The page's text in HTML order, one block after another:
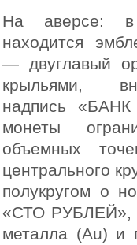
На аверсе: в
находится
— двуглавый
крыльями,
надпись
монеты
объемных
центрального
полукругом о
«СТО РУБЛЕЙ»,
металла (Au) и